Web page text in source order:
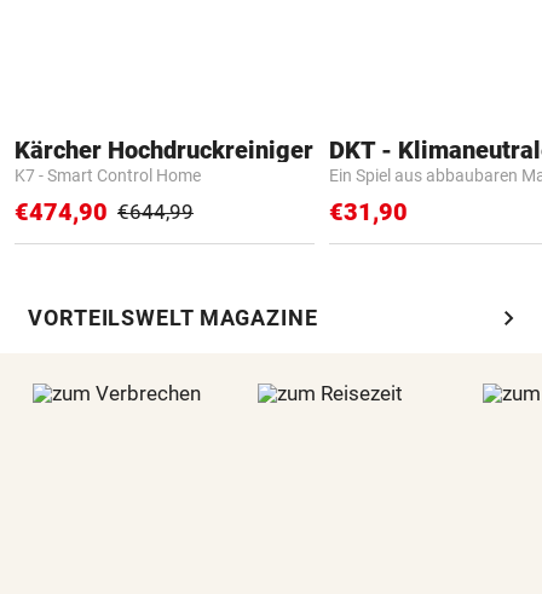
Kärcher Hochdruckreiniger
K7 - Smart Control Home
€474,90 €644,99
Ein Spiel aus abbaubaren
€31,90
VORTEILSWELT MAGAZINE chevron_right